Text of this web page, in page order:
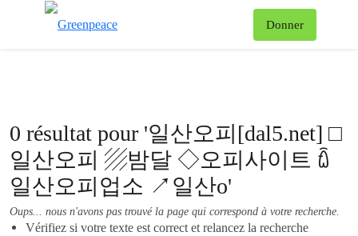
Donner
0 résultat pour '일산오피[dal5.net] □
일산오피 ▨밤달 ◇오피사이트 ꇹ
일산오피업소 ↗일산o'
Oups... nous n'avons pas trouvé la page qui correspond à votre recherche.
Vérifiez si votre texte est correct et relancez la recherche